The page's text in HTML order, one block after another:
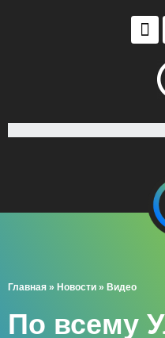
Главная » Новости » Видео
По всему